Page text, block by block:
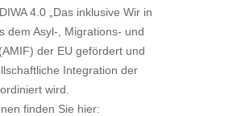
4.0 „Das inklusive Wir in
dem Asyl-, Migrations- und
der EU gefördert und
Integration der
wird.
finden Sie hier: